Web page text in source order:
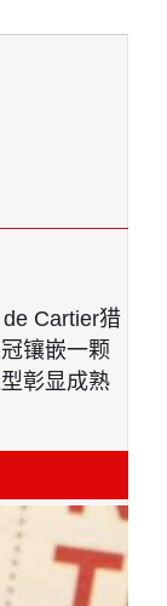
Cartier猎
镶嵌一颗
彰显成熟